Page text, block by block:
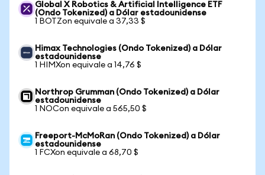
Global X Robotics & Artificial Intelligence ETF
(Ondo Tokenized) a Dólar estadounidense
1 BOTZon equivale a 37,33 $
Himax Technologies (Ondo Tokenized) a Dólar
estadounidense
1 HIMXon equivale a 14,76 $
Northrop Grumman (Ondo Tokenized) a Dólar
estadounidense
1 NOCon equivale a 565,50 $
Freeport-McMoRan (Ondo Tokenized) a Dólar
estadounidense
1 FCXon equivale a 68,70 $